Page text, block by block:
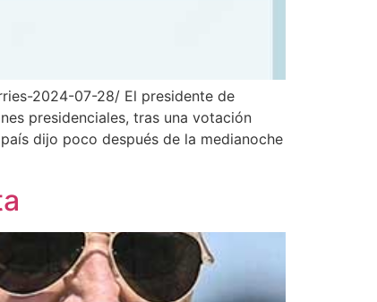
2024-07-28/ El presidente de
presidenciales, tras una votación
dijo poco después de la medianoche